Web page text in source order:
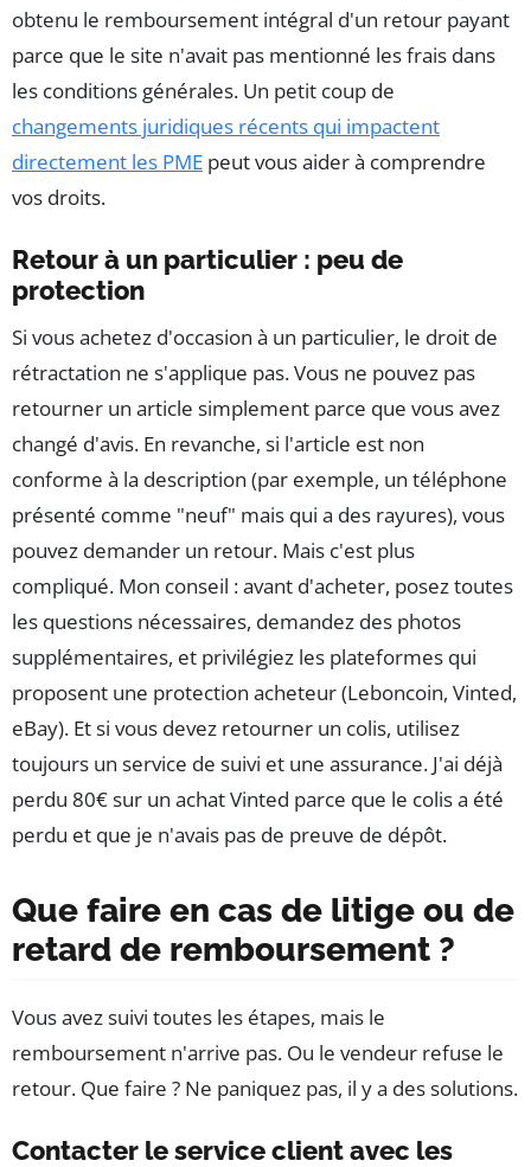
obtenu le remboursement intégral d'un retour payant
parce que le site n'avait pas mentionné les frais dans
les conditions générales. Un petit coup de
changements juridiques récents qui impactent
directement les PME peut vous aider à comprendre
vos droits.
Retour à un particulier : peu de
protection
Si vous achetez d'occasion à un particulier, le droit de
rétractation ne s'applique pas. Vous ne pouvez pas
retourner un article simplement parce que vous avez
changé d'avis. En revanche, si l'article est non
conforme à la description (par exemple, un téléphone
présenté comme "neuf" mais qui a des rayures), vous
pouvez demander un retour. Mais c'est plus
compliqué. Mon conseil : avant d'acheter, posez toutes
les questions nécessaires, demandez des photos
supplémentaires, et privilégiez les plateformes qui
proposent une protection acheteur (Leboncoin, Vinted,
eBay). Et si vous devez retourner un colis, utilisez
toujours un service de suivi et une assurance. J'ai déjà
perdu 80€ sur un achat Vinted parce que le colis a été
perdu et que je n'avais pas de preuve de dépôt.
Que faire en cas de litige ou de
retard de remboursement ?
Vous avez suivi toutes les étapes, mais le
remboursement n'arrive pas. Ou le vendeur refuse le
retour. Que faire ? Ne paniquez pas, il y a des solutions.
Contacter le service client avec les